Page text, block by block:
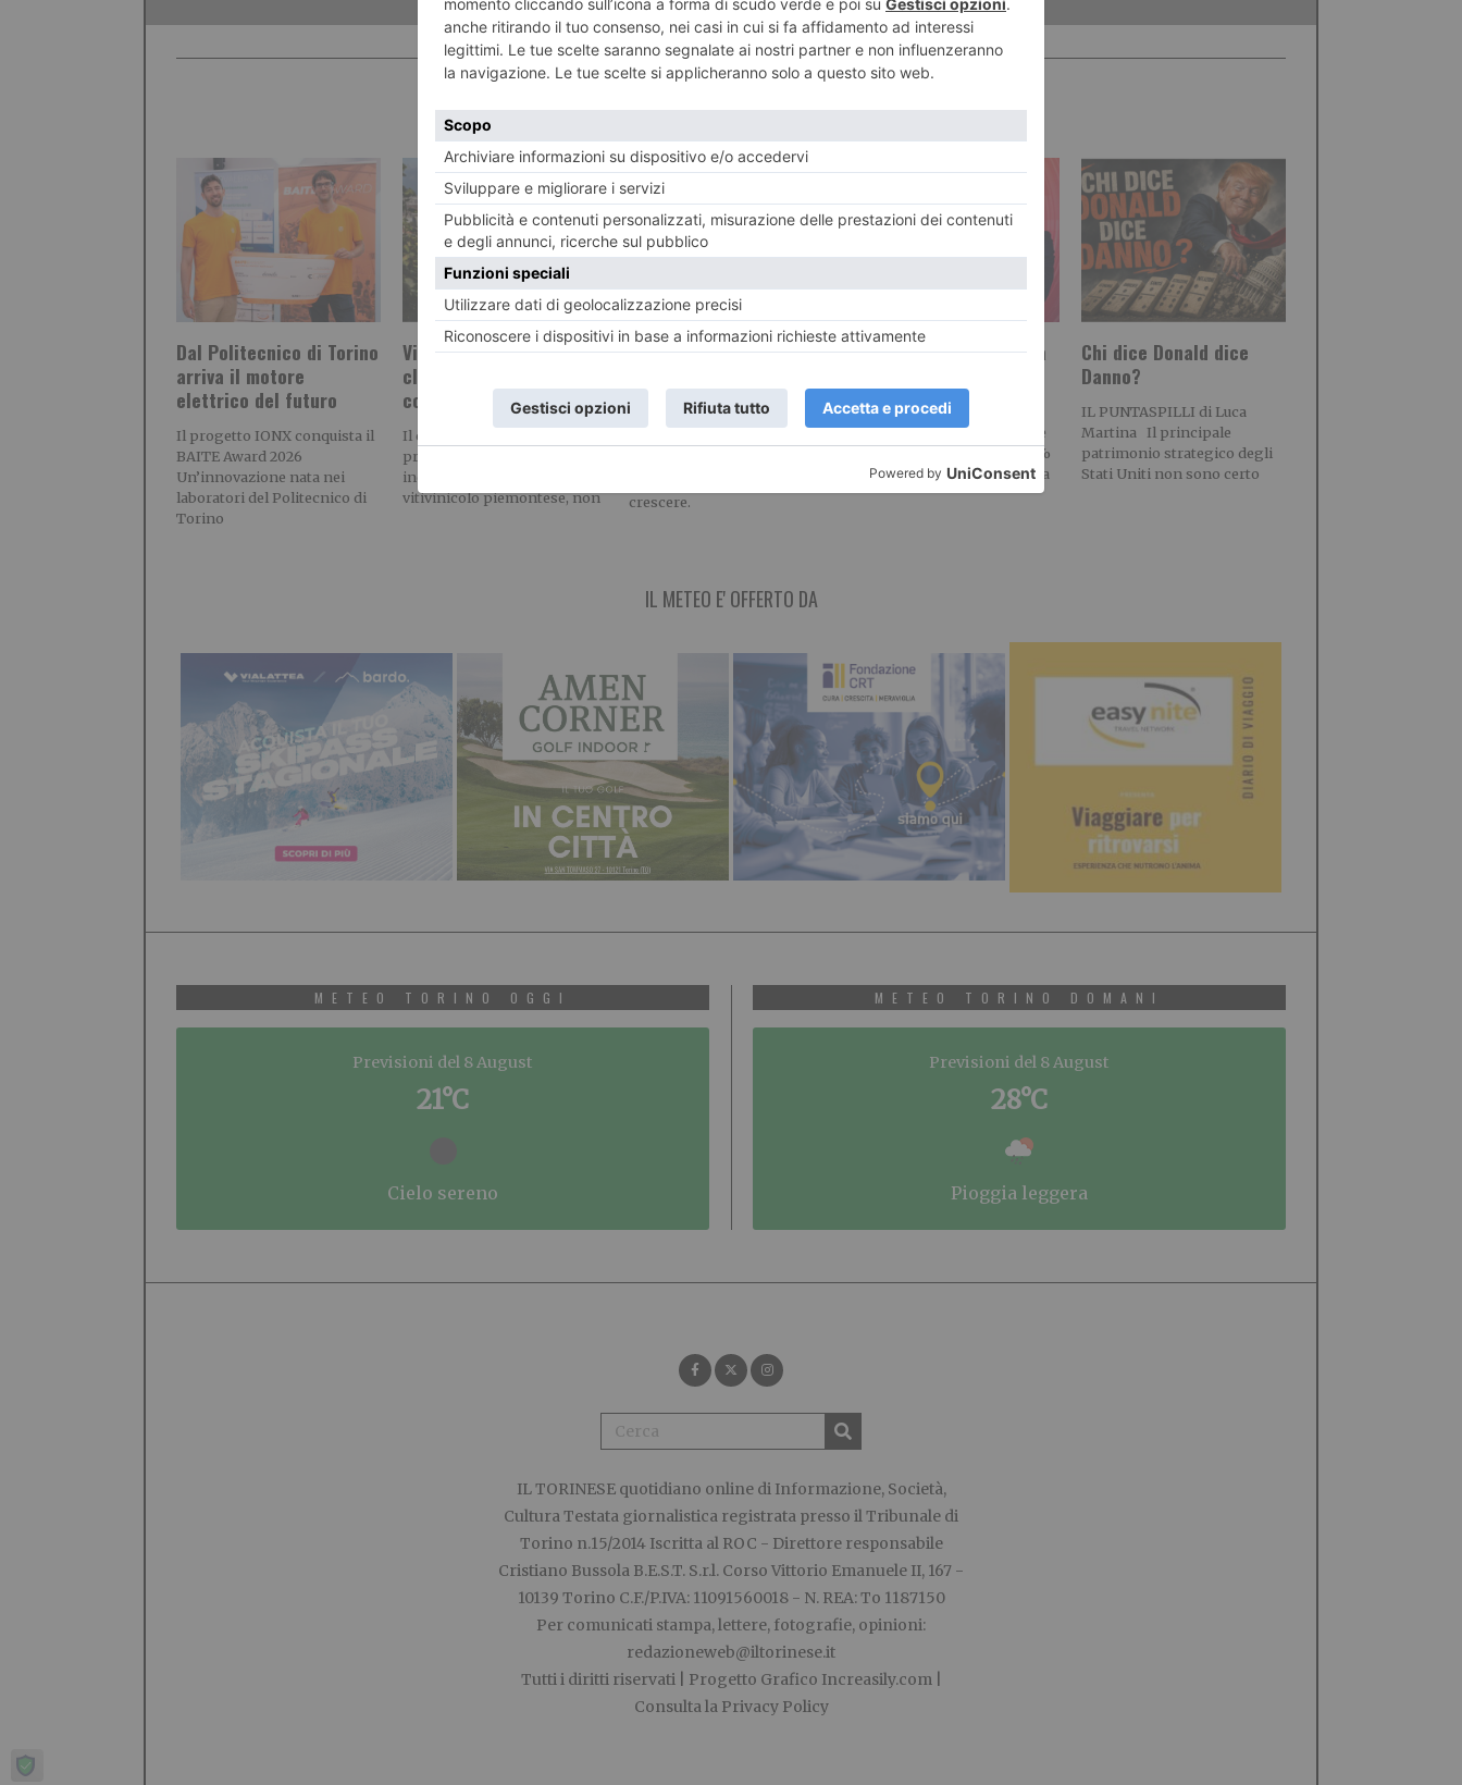
RECENTI:
Dal Politecnico di Torino
arriva il motore
elettrico del futuro
Il progetto IONX conquista il
BAITE Award 2026
Un’innovazione nata nei
laboratori del Politecnico di
Torino
Vino piemontese e
clima: le richieste dal
confronto in Regione
Il clima è diventato uno dei
principali fattori di
incertezza per il comparto
vitivinicolo piemontese, non
Agriturismi, estate top
in Piemonte
Agosto traina la stagione,
settembre molto
crescere.
Iren Ambiente acquista
Iren Ambiente consolida il
posizionamento nel settore
dei rifiuti acquistando il 66%
di ETAmbiente società attiva
Chi dice Donald dice
Danno?
IL PUNTASPILLI di Luca
Martina Il principale
patrimonio strategico degli
Stati Uniti non sono certo
IL METEO E' OFFERTO DA
METEO TORINO OGGI
Previsioni del 8 August
21°C
cielo sereno
METEO TORINO DOMANI
Previsioni del 8 August
28°C
pioggia leggera
IL TORINESEquotidiano online di Informazione, Società,
Cultura Testata giornalistica registrata presso il Tribunale di
Torino n.15/2014 Iscritta al ROC - Direttore responsabile
Cristiano Bussola B.E.S.T. S.r.l. Corso Vittorio Emanuele II, 167 -
10139 Torino C.F./P.IVA: 11091560018 - N. REA: To 1187150
Per comunicati stampa, lettere, fotografie, opinioni:
redazioneweb@iltorinese.it
Tutti i diritti riservati | Progetto Grafico Increasily.com|
Consulta la Privacy Policy